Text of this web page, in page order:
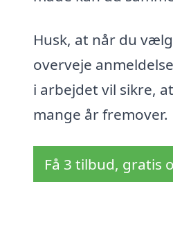
Husk, at når du
overveje
i arbejdet vil sikre,
mange år fremover.
Få 3 tilbud, gratis